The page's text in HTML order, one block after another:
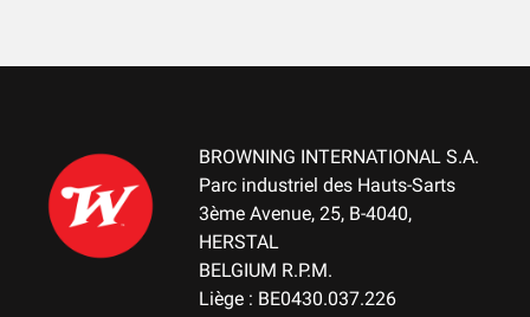
BROWNING INTERNATIONAL S.A.
Parc industriel des Hauts-Sarts
3ème Avenue, 25, B-4040,
HERSTAL
BELGIUM R.P.M.
Liège : BE0430.037.226